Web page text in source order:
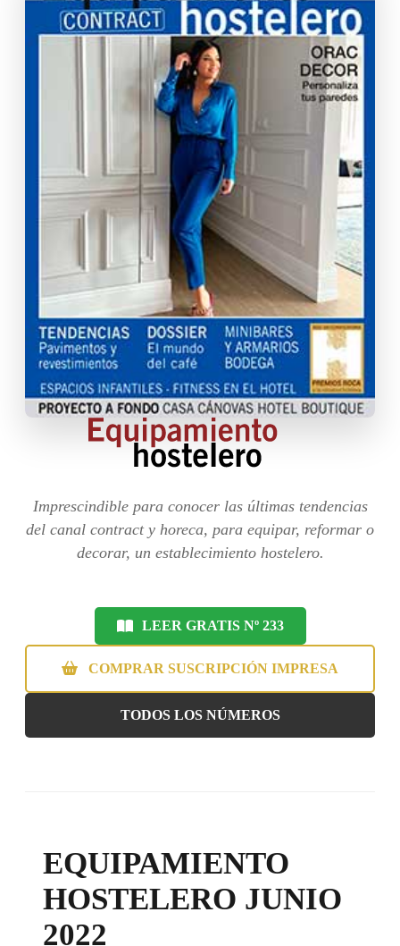
Imprescindible para conocer las últimas tendencias
del canal contract y horeca, para equipar, reformar o
decorar, un establecimiento hostelero.
LEER GRATIS Nº 233
COMPRAR SUSCRIPCIÓN IMPRESA
TODOS LOS NÚMEROS
EQUIPAMIENTO
HOSTELERO JUNIO
2022